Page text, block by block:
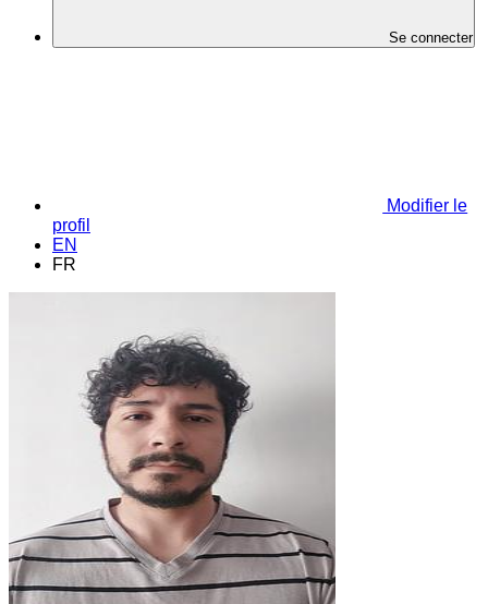
Se connecter
Modifier le
profil
EN
FR